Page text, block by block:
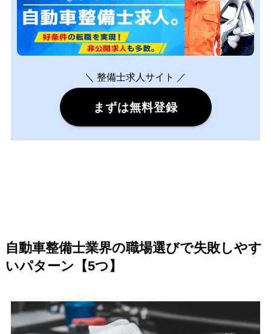
＼ 整備士求人サイト ／
まずは無料登録
自動車整備士業界の職場選びで失敗しやす
いパターン【5つ】